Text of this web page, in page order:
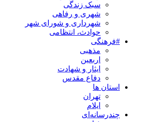
سبک زندگی
شهری و رفاهی
شهرداری و شورای شهر
حوادث، انتظامی
#فرهنگی
مذهبی
اربعین
ایثار و شهادت
دفاع مقدس
استان ها
تهران
ایلام
چندرسانه‌ای